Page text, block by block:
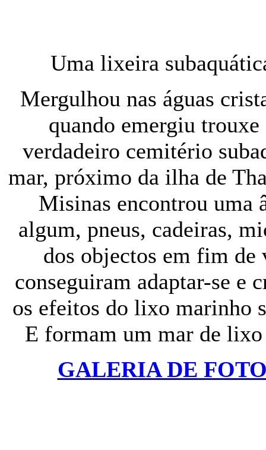
Uma lixeira
Mergulhou nas águas
quando emergiu
verdadeiro cemitério
mar, próximo da ilha de
Misinas encontrou uma
algum, pneus, cadeiras,
dos objectos em fim de
conseguiram adaptar-se e
os efeitos do lixo marinho
E formam um mar de lixo
GALERIA DE